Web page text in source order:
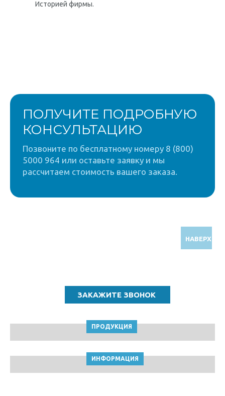
Историей фирмы.
ПОЛУЧИТЕ ПОДРОБНУЮ
КОНСУЛЬТАЦИЮ
Позвоните по бесплатному номеру 8 (800)
5000 964 или оставьте заявку и мы
рассчитаем стоимость вашего заказа.
НАВЕРХ
ПРОДУКЦИЯ
ИНФОРМАЦИЯ